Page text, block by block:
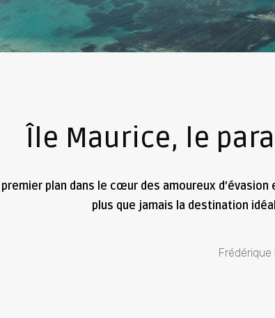
Île Maurice, le
plan dans le cœur des amoureux
plus que jamais la destination
Frédérique